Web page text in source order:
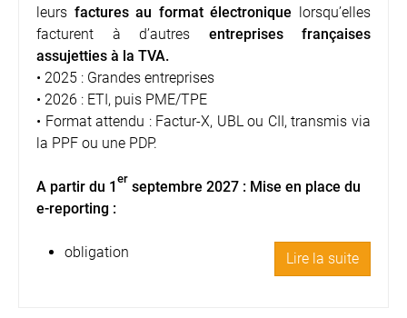
leurs factures au format électronique lorsqu’elles
facturent à d’autres entreprises françaises
assujetties à la TVA.
• 2025 : Grandes entreprises
• 2026 : ETI, puis PME/TPE
• Format attendu : Factur-X, UBL ou CII, transmis via
la PPF ou une PDP.
A partir du 1 er septembre 2027 : Mise en place du
e-reporting :
obligation Lire la suite